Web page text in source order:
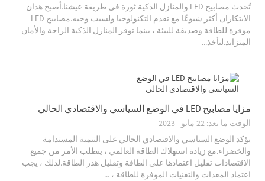
تُحدث مصابيح LED والمنازل الذكية ثورة في طريقة عيشنا.أصبح هذان
الابتكاران أكثر شيوعًا مع تقدم التكنولوجيا ولسبب وجيه.مصابيح LED
موفرة للطاقة وصديقة للبيئة ، بينما توفر المنازل الذكية الراحة والأمان
المتزايد.لنأخذ...
مزايا مصابيح LED في الوضع السياسي والاقتصادي الحالي
الوقت ما بعد: 22 مايو - 2023
يؤكد الوضع السياسي والاقتصادي الحالي على التنمية المستدامة
والخضراء.مع زيادة استهلاك الطاقة العالمي ، يتطلب الأمر من جميع
الاقتصادات تقليل اعتمادها على الطاقة وتقليل هدر الطاقة.لذلك ، يجب
اعتماد المعدات والتقنيات الموفرة للطاقة ، ...